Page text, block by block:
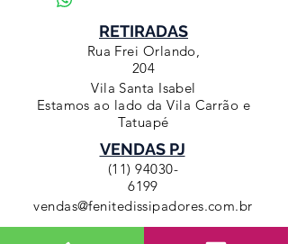
RETIRADAS
Rua Frei Orlando,
204
Vila Santa Isabel
Estamos ao lado da Vila Carrão e
Tatuapé
VENDAS PJ
(11) 94030-
6199
vendas@fenitedissipadores.com.br
Prazo de envio de 1 a 5 dias úteis